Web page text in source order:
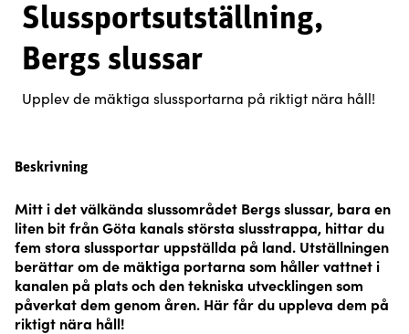
Slussportsutställning,
Bergs slussar
Upplev de mäktiga slussportarna på riktigt nära håll!
Beskrivning
Mitt i det välkända slussområdet Bergs slussar, bara en
liten bit från Göta kanals största slusstrappa, hittar du
fem stora slussportar uppställda på land. Utställningen
berättar om de mäktiga portarna som håller vattnet i
kanalen på plats och den tekniska utvecklingen som
påverkat dem genom åren. Här får du uppleva dem på
riktigt nära håll!